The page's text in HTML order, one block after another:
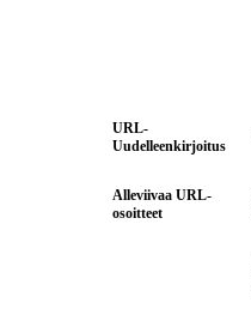
URL-
Uudelleenkirjoitus
Alleviivaa URL-
osoitteet